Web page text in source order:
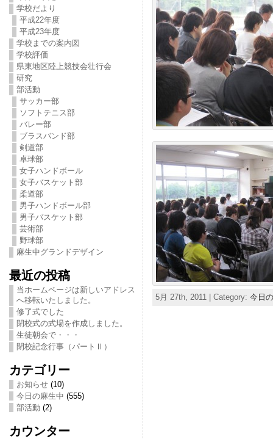
学校だより
平成22年度
平成23年度
学校までの案内図
学校評価
県東地区陸上競技会壮行会
研究
部活動
サッカー部
ソフトテニス部
バレー部
ブラスバンド部
剣道部
卓球部
女子ハンドボール
女子バスケット部
柔道部
男子ハンドボール部
男子バスケット部
芸術部
野球部
麻生中グランドデザイン
最近の投稿
当ホームページは新しいアドレス
へ移転いたしました。
修了式でした
閉校式の式場を作成しました。
生徒朝会で・・・
閉校記念行事（パートⅡ）
カテゴリー
お知らせ(10)
今日の麻生中 (555)
部活動 (2)
カウンター
5月 27th, 2011 | Category: 今日